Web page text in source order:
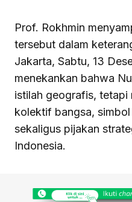
Prof. Rokhmin
tersebut dalam
Jakarta, Sabtu, 13
menekankan bahwa
istilah geografis, tetapi
kolektif bangsa,
sekaligus pijakan
Indonesia.